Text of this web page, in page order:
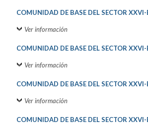
COMUNIDAD DE BASE DEL SECTOR XXVI-
Ver información
COMUNIDAD DE BASE DEL SECTOR XXVI-
Ver información
COMUNIDAD DE BASE DEL SECTOR XXVI-
Ver información
COMUNIDAD DE BASE DEL SECTOR XXVI-